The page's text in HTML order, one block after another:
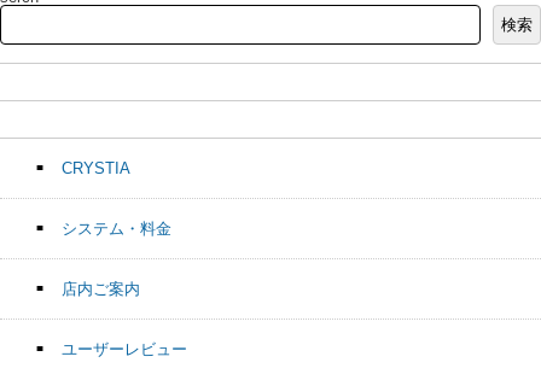
検索
CRYSTIA
システム・料金
店内ご案内
ユーザーレビュー